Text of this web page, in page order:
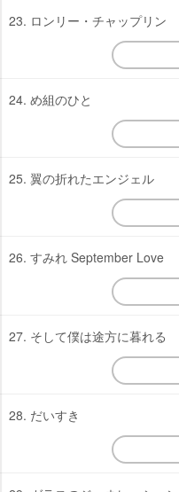
23. ロンリー・チャップリン
24. め組のひと
25. 翼の折れたエンジェル
26. すみれ September Love
27. そして僕は途方に暮れる
28. だいすき